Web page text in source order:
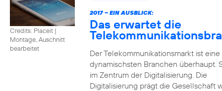
Credits: Placeit |
Montage, Auschnitt
bearbeitet
2017 – EIN AUSBLICK:
Das erwartet die
Der Telekommunikationsmarkt ist eine
dynamischsten Branchen überhaupt.
im Zentrum der Digitalisierung. Die
Digitalisierung prägt die Gesellschaft